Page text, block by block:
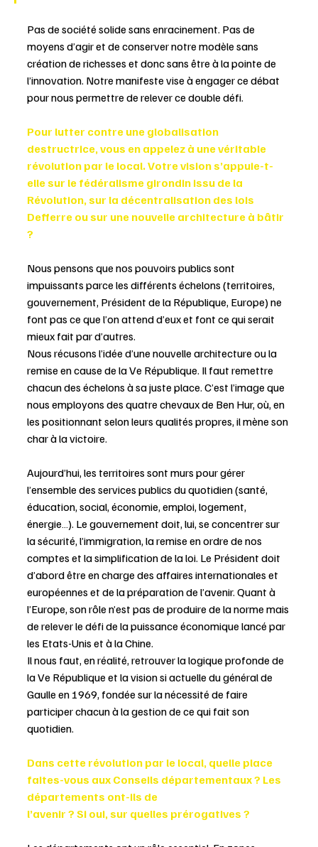
Pas de société solide sans enracinement. Pas de
moyens d’agir et de conserver notre modèle sans
création de richesses et donc sans être à la pointe de
l’innovation. Notre manifeste vise à engager ce débat
pour nous permettre de relever ce double défi.
Pour lutter contre une globalisation
destructrice, vous en appelez à une véritable
révolution par le local. Votre vision s’appuie-t-
elle sur le fédéralisme girondin issu de la
Révolution, sur la décentralisation des lois
Defferre ou sur une nouvelle architecture à bâtir
?
Nous pensons que nos pouvoirs publics sont
impuissants parce les différents échelons (territoires,
gouvernement, Président de la République, Europe) ne
font pas ce que l’on attend d’eux et font ce qui serait
mieux fait par d’autres.
Nous récusons l’idée d’une nouvelle architecture ou la
remise en cause de la Ve République. Il faut remettre
chacun des échelons à sa juste place. C’est l’image que
nous employons des quatre chevaux de Ben Hur, où, en
les positionnant selon leurs qualités propres, il mène son
char à la victoire.
Aujourd’hui, les territoires sont murs pour gérer
l’ensemble des services publics du quotidien (santé,
éducation, social, économie, emploi, logement,
énergie…). Le gouvernement doit, lui, se concentrer sur
la sécurité, l’immigration, la remise en ordre de nos
comptes et la simplification de la loi. Le Président doit
d’abord être en charge des affaires internationales et
européennes et de la préparation de l’avenir. Quant à
l’Europe, son rôle n’est pas de produire de la norme mais
de relever le défi de la puissance économique lancé par
les Etats-Unis et à la Chine.
Il nous faut, en réalité, retrouver la logique profonde de
la Ve République et la vision si actuelle du général de
Gaulle en 1969, fondée sur la nécessité de faire
participer chacun à la gestion de ce qui fait son
quotidien.
Dans cette révolution par le local, quelle place
faites-vous aux Conseils départementaux ? Les
départements ont-ils de
l’avenir ? Si oui, sur quelles prérogatives ?